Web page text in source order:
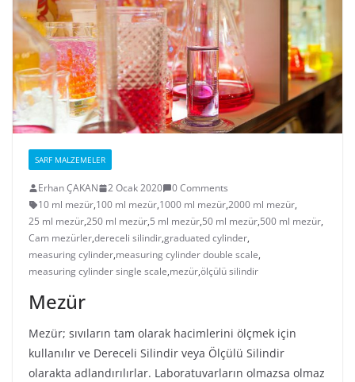
SARF MALZEMELER
Erhan ÇAKAN 2 Ocak 2020
0 Comments
10 ml mezür,100 ml mezür,1000 ml mezür,2000 ml mezür,
25 ml mezür,250 ml mezür,5 ml mezür,50 ml mezür,500 ml mezür,
Cam mezürler,dereceli silindir,graduated cylinder,
measuring cylinder,measuring cylinder double scale,
measuring cylinder single scale,mezür,ölçülü silindir
Mezür
Mezür; sıvıların tam olarak hacimlerini ölçmek için
kullanılır ve Dereceli Silindir veya Ölçülü Silindir
olarakta adlandırılırlar. Laboratuvarların olmazsa olmaz